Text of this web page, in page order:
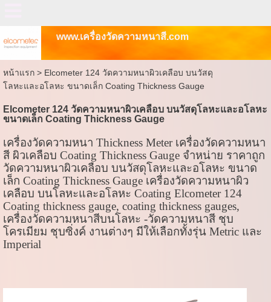
www.เครื่องวัดความหนาสี.com
หน้าแรก> Elcometer 124 วัดความหนาผิวเคลือบ บนวัสดุ
โลหะและอโลหะ ขนาดเล็ก Coating Thickness Gauge
Elcometer 124 วัดความหนาผิวเคลือบ บนวัสดุโลหะและอโลหะ
ขนาดเล็ก Coating Thickness Gauge
เครื่องวัดความหนา Thickness Meter เครื่องวัดความหนา
สี ผิวเคลือบ Coating Thickness Gauge จำหน่าย ราคาถูก
วัดความหนาผิวเคลือบ บนวัสดุโลหะและอโลหะ ขนาด
เล็ก Coating Thickness Gauge เครื่องวัดความหนาผิว
เคลือบ บนโลหะและอโลหะ Coating Elcometer 124
Coating thickness gauge, coating thickness gauges,
เครื่องวัดความหนาสีบนโลหะ -วัดความหนาสี ชุบ
โครเมียม ชุบซิ่งค์ งานต่างๆ มีให้เลือกทั้งรุ่น Metric และ
Imperial